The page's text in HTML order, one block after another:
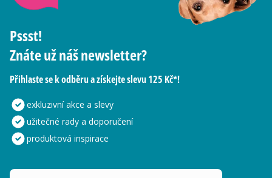
Pssst!
Znáte už náš newsletter?
Přihlaste se k odběru a získejte slevu 125 Kč*!
exkluzivní akce a slevy
užitečné rady a doporučení
produktová inspirace
Vaše e-mailová adresa